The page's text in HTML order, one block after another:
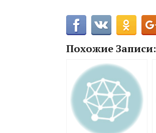
Похожие Записи: